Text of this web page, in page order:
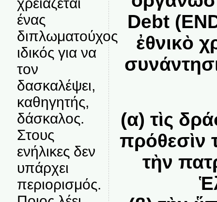
ένας
διπλωματούχος
ιδικός για να
τον
δασκαλέψει,
καθηγητής,
δάσκαλος.
Στους
ενήλικες δεν
υπάρχει
περιορισμός.
Debt
ἐθνικὸ
(α) τὶς
πρόθεσὶν
τὴν